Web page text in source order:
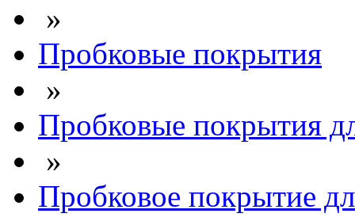
»
Пробковые покрытия
»
Пробковые покрытия
»
Пробковое покрытие